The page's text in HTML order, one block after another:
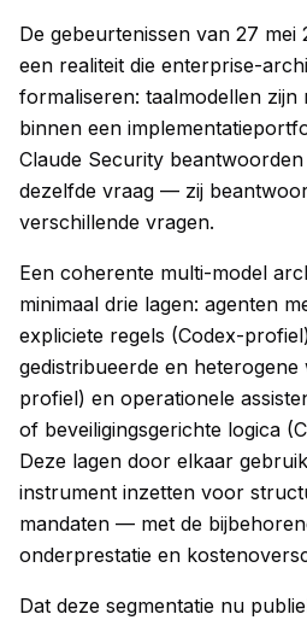
De gebeurtenissen van 27
een realiteit die enterprise-
formaliseren: taalmodellen zijn
binnen een
Claude Security
dezelfde vraag — zij
verschillende vragen.
Een coherente multi-model
minimaal drie lagen: agenten
expliciete regels (Codex-
gedistribueerde en
profiel) en operationele
of beveiligingsgerichte logica
Deze lagen door elkaar
instrument inzetten voor
mandaten — met de
onderprestatie en
Dat deze segmentatie nu